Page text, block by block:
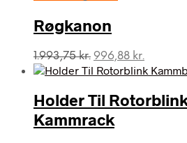
Røgkanon
1.993,75kr. Den
oprindelige
var:
1.993,75 kr..
996,88 kr.
aktuelle
er:
996,88
Holder Til
Kammrack